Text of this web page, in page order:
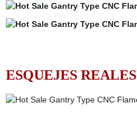
ESQUEJES REALES